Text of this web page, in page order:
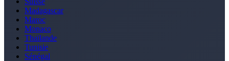
Madagascar
Maroc
Monaco
Thaïlande
Tunisie
Sénégal